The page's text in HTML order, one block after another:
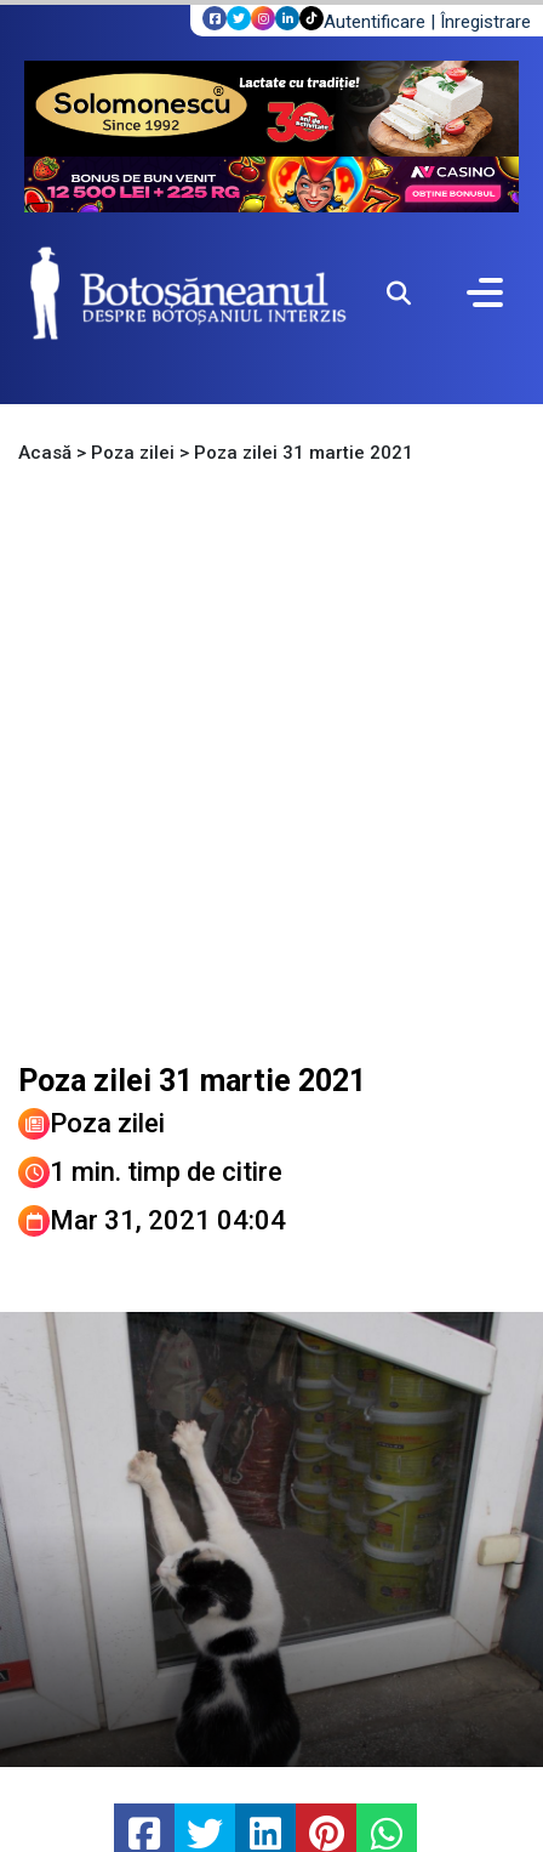
Autentificare | Înregistrare
Acasă > Poza zilei > Poza zilei 31 martie 2021
Poza zilei 31 martie 2021
Poza zilei
1 min. timp de citire
Mar 31, 2021 04:04